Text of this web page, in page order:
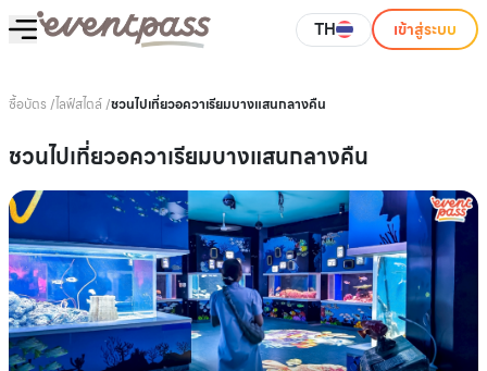
TH เข้าสู่ระบบ
ซื้อบัตร /ไลฟ์สไตล์/ชวนไปเที่ยวอควาเรียมบางแสนกลางคืน
ชวนไปเที่ยวอควาเรียมบางแสนกลางคืน